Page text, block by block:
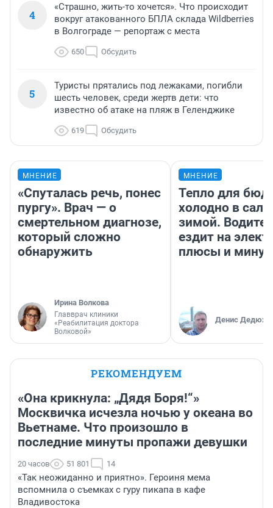
4
«Страшно, жить-то хочется». Что происходит
вокруг атакованного БПЛА склада Wildberries
в Волгограде — репортаж с места
650 Обсудить
5
Туристы прятались под лежаками, погибли
шесть человек, среди жертв дети: что
известно об атаке на пляж в Геленджике
619 Обсудить
МНЕНИЕ
«Спуталась речь, понес
пургу». Врач — о
смертельном диагнозе,
который сложно
обнаружить
Ирина Волкова
Главврач клиники
«Реабилитация доктора
Волковой»
МНЕНИЕ
Тепло для
холодно в
зимой.
ездит на
плюсы и
Денис
РЕКОМЕНДУЕМ
«Она крикнула: „Дядя Боря!“»
Москвичка исчезла ночью у океана во
Вьетнаме. Что произошло в
последние минуты пропажи девушки
20 часов 51 801 14
«Так неожиданно и приятно». Героиня мема
вспомнила о съемках с гуру пикапа в кафе
Владивостока